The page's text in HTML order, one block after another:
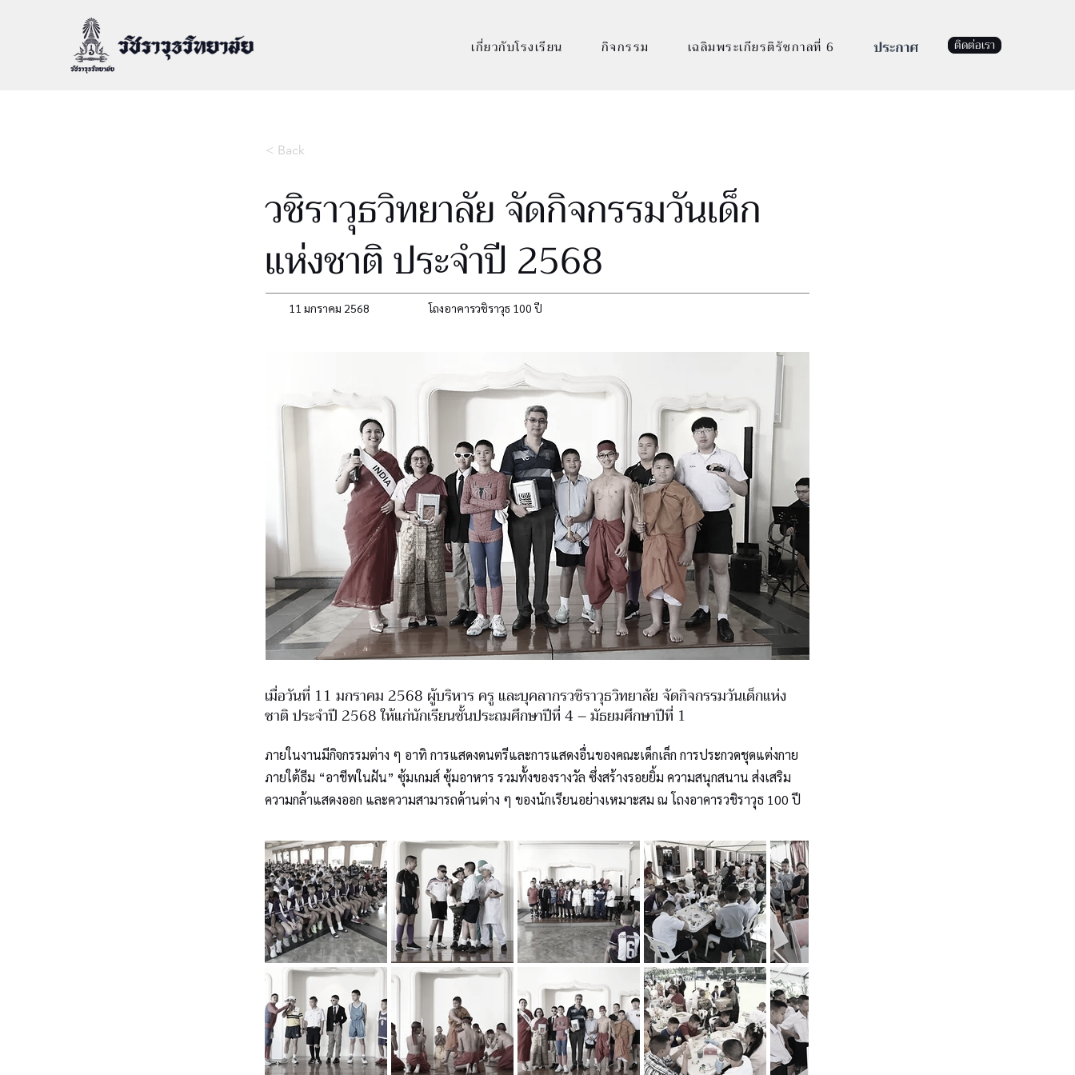
เกี่ยวกับโรงเรียน กิจกรรม เฉลิมพระเกียรติรัชกาลที่ 6 ติดต่อเรา
< Back
วชิราวุธวิทยาลัย จัดกิจกรรมวันเด็ก
แห่งชาติ ประจำปี 2568
11 มกราคม 2568 โถงอาคารวชิราวุธ 100 ปี
เมื่อวันที่ 11 มกราคม 2568 ผู้บริหาร ครู และบุคลากรวชิราวุธวิทยาลัย จัดกิจกรรมวันเด็กแห่ง
ชาติ ประจำปี 2568 ให้แก่นักเรียนชั้นประถมศึกษาปีที่ 4 – มัธยมศึกษาปีที่ 1
ภายในงานมีกิจกรรมต่าง ๆ อาทิ การแสดงดนตรีและการแสดงอื่นของคณะเด็กเล็ก การประกวดชุดแต่งกาย
ภายใต้ธีม “อาชีพในฝัน” ซุ้มเกมส์ ซุ้มอาหาร รวมทั้งของรางวัล ซึ่งสร้างรอยยิ้ม ความสนุกสนาน ส่งเสริม
ความกล้าแสดงออก และความสามารถด้านต่าง ๆ ของนักเรียนอย่างเหมาะสม ณ โถงอาคารวชิราวุธ 100 ปี